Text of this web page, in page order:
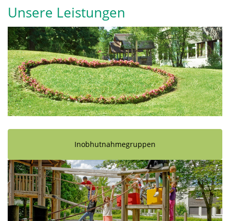
Unsere Leistungen
Inobhutnahmegruppen